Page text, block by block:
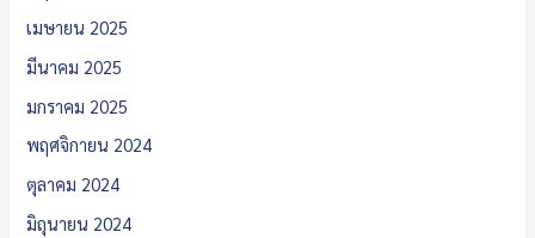
เมษายน 2025
มีนาคม 2025
มกราคม 2025
พฤศจิกายน 2024
ตุลาคม 2024
มิถุนายน 2024